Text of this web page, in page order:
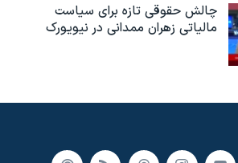
چالش حقوقی تازه برای سیاست
مالیاتی زهران ممدانی در نیویورک